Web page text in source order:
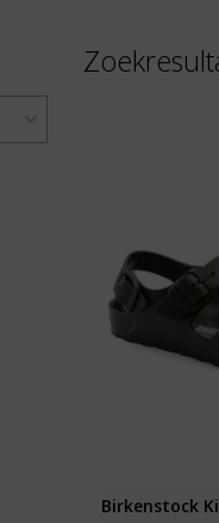
Birkenstock